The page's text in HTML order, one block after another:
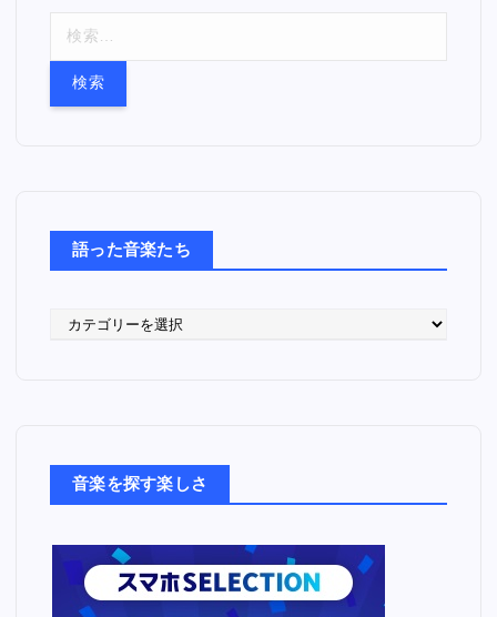
語った音楽たち
音楽を探す楽しさ